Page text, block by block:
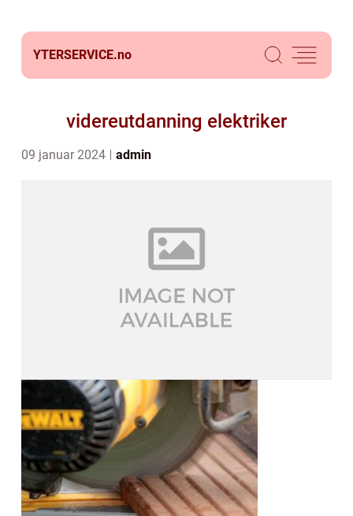
YTERSERVICE.no
videreutdanning elektriker
09 januar 2024 admin